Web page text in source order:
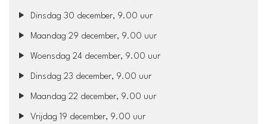
Dinsdag 30 december, 9.00 uur
Maandag 29 december, 9.00 uur
Woensdag 24 december, 9.00 uur
Dinsdag 23 december, 9.00 uur
Maandag 22 december, 9.00 uur
Vrijdag 19 december, 9.00 uur